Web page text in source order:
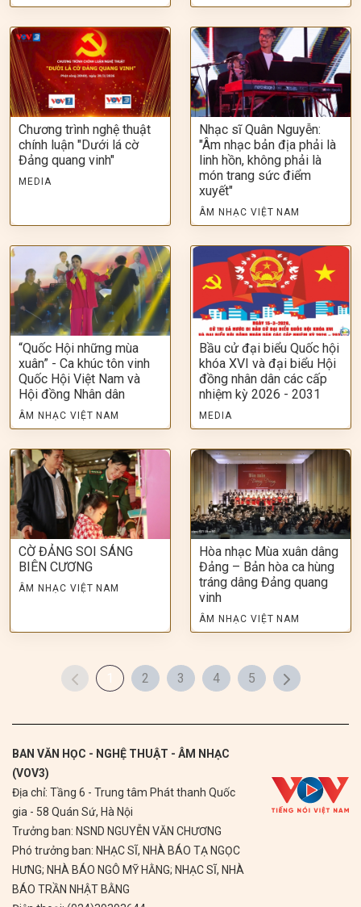
Chương trình nghệ thuật
chính luận "Dưới lá cờ
Đảng quang vinh"
MEDIA
Nhạc sĩ Quân Nguyễn:
"Âm nhạc bản địa phải là
linh hồn, không phải là
món trang sức điểm
xuyết"
ÂM NHẠC VIỆT NAM
“Quốc Hội những mùa
xuân” - Ca khúc tôn vinh
Quốc Hội Việt Nam và
Hội đồng Nhân dân
ÂM NHẠC VIỆT NAM
Bầu cử đại biểu Quốc hội
khóa XVI và đại biểu Hội
đồng nhân dân các cấp
nhiệm kỳ 2026 - 2031
MEDIA
CỜ ĐẢNG SOI SÁNG
BIÊN CƯƠNG
ÂM NHẠC VIỆT NAM
Hòa nhạc Mùa xuân dâng
Đảng – Bản hòa ca hùng
tráng dâng Đảng quang
vinh
ÂM NHẠC VIỆT NAM
1 2 3 4 5
BAN VĂN HỌC - NGHỆ THUẬT - ÂM NHẠC
(VOV3)
Địa chỉ: Tầng 6 - Trung tâm Phát thanh Quốc
gia - 58 Quán Sứ, Hà Nội
Trưởng ban: NSND NGUYỄN VĂN CHƯƠNG
Phó trưởng ban: NHẠC SĨ, NHÀ BÁO TẠ NGỌC
HƯNG; NHÀ BÁO NGÔ MỸ HẰNG; NHẠC SĨ, NHÀ
BÁO TRẦN NHẬT BẰNG